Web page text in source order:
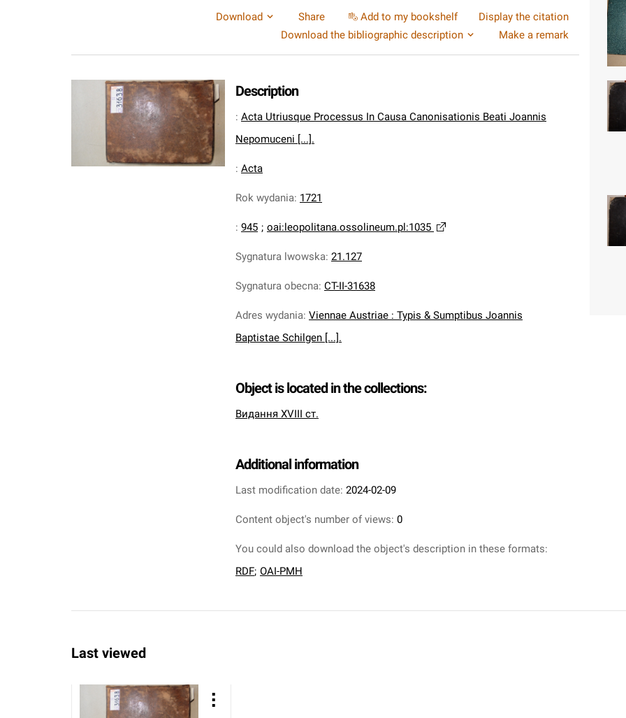
Download Share Add to my bookshelf
Display the citation
Download the bibliographic description
Make a remark
Description
: Acta Utriusque Processus In Causa Canonisationis Beati Joannis
Nepomuceni [...].
: Acta
Rok wydania: 1721
: 945 ; oai:leopolitana.ossolineum.pl:1035
Sygnatura lwowska: 21.127
Sygnatura obecna: CT-II-31638
Adres wydania: Viennae Austriae : Typis & Sumptibus Joannis
Baptistae Schilgen [...].
Object is located in the collections:
Видання XVIII ст.
Additional information
Last modification date: 2024-02-09
Content object's number of views: 0
You could also download the object's description in these formats:
RDF; OAI-PMH
Last viewed